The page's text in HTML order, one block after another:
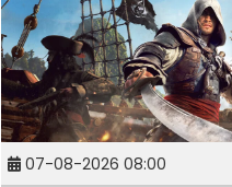
07-08-2026 08:00